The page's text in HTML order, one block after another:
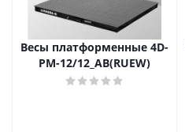
Весы платформенные 4D-
PM-12/12_AB(RUEW)